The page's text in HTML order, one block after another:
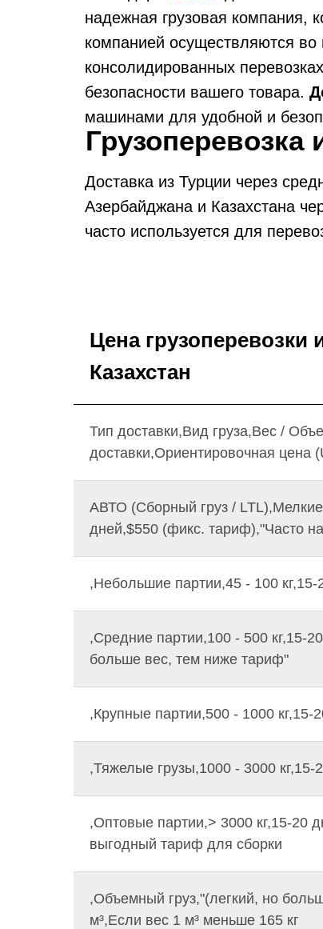
Грузоперевозка
надежная грузовая компания,
компанией осуществляются во
консолидированных
безопасности вашего товара.
машинами для удобной и
Доставка из Турции через
Азербайджана и Казахстана
часто используется для
Цена грузоперевозки
Казахстан
Тип доставки,Вид груза,Вес /
доставки,Ориентировочная цена
АВТО (Сборный груз / LTL),Мелкие
дней,$550 (фикс. тариф),"Часто
,Небольшие партии,45 - 100 кг,15-
,Средние партии,100 - 500 кг,15-
больше вес, тем ниже тариф"
,Крупные партии,500 - 1000 кг,15-
,Тяжелые грузы,1000 - 3000 кг,15-
,Оптовые партии,> 3000 кг,15-20
выгодный тариф для сборки
,Объемный груз,"(легкий, но
м³,Если вес 1 м³ меньше 165 кг